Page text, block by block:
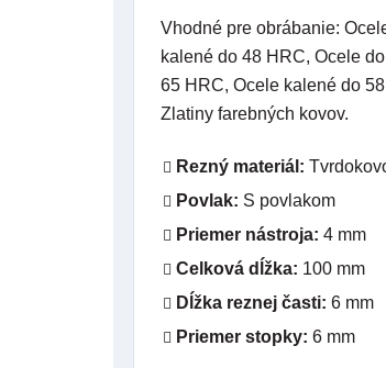
Vhodné pre obrábanie:
kalené do 48 HRC, Ocele
65 HRC, Ocele kalené do
Zlatiny farebných kovov.
Rezný materiál:
Povlak: S povlakom
Priemer nástroja: 4 mm
Celková dĺžka: 100 mm
Dĺžka reznej časti: 6 mm
Priemer stopky: 6 mm